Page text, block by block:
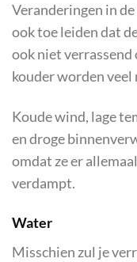
Veranderingen in
ook toe leiden dat
ook niet verrassend
kouder worden veel
Koude wind, lage
en droge
omdat ze er
verdampt.
Water
Misschien zul je